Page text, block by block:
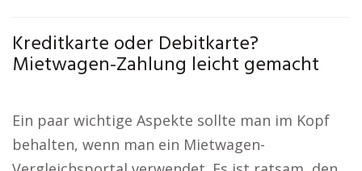
Kreditkarte oder Debitkarte?
Mietwagen-Zahlung leicht gemacht
Ein paar wichtige Aspekte sollte man im Kopf
behalten, wenn man ein Mietwagen-